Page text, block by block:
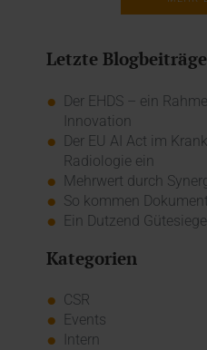
Letzte Blogbeiträge
Der EHDS – ein
Innovation
Der EU AI Act im
Radiologie ein
Mehrwert durch
So kommen
Ein Dutzend Gütesiegel
Kategorien
CSR
Events
Intern